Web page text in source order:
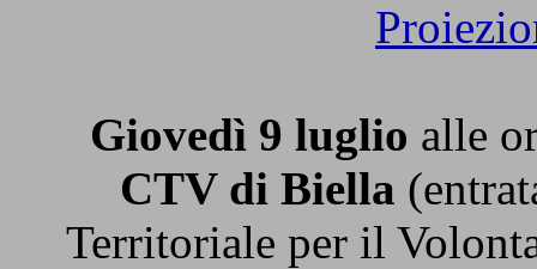
Giovedì 9 luglio alle
CTV di Biella
Territoriale per il